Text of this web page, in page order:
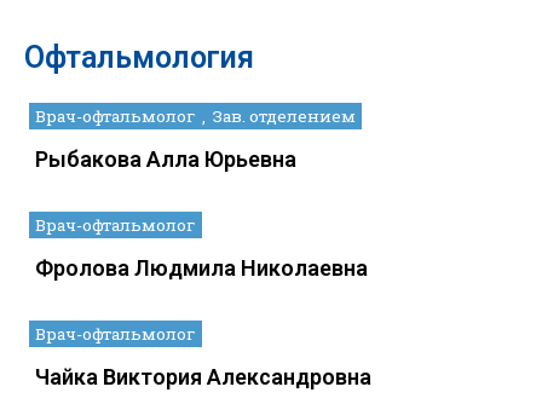
Офтальмология
Врач-офтальмолог Зав. отделением
Рыбакова Алла Юрьевна
Врач-офтальмолог
Фролова Людмила Николаевна
Врач-офтальмолог
Чайка Виктория Александровна